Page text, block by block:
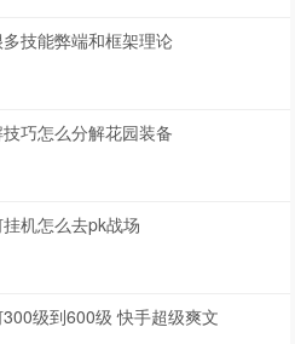
技能弊端和框架理论
巧怎么分解花园装备
机怎么去pk战场
级到600级 快手超级爽文